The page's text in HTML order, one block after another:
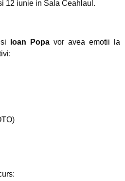
la ultimul concurs pe
cu toate pânzele sus
Traditional Fudokan
naționale de juniori
la Campionatele
12 iunie in Sala Ceahlaul.
si Ioan Popa vor avea emotii la